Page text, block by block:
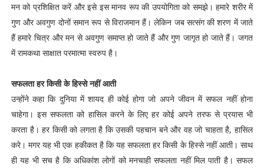
मन को प्रशिक्षित करें और इसे इस मानव रूप की उपयोगिता को समझे। हमारे शरीर में
गुण और अवगुण दोनों समान रूप से विराजमान हैं। लेकिन जब सत्संग की शरण में जाते
हैं हमारे चित्र और मन से अवगुण समाप्त हो जाते हैं और गुण जागृत हो जाते हैं। जगत
में रामकथा साक्षात परमात्मा स्वरुप है।
सफलता हर किसी के हिस्से नहीं आती
उन्होंने कहा कि दुनिया में शायद ही कोई होगा जो अपने जीवन में सफल नहीं होना
चाहेगा। इस सफलता को हासिल करने के लिए हर कोई अपने तरफ से प्रयास भी
करता है। हर किसी को लगता है कि उसकी पहचान बने और वह जो चाहता है, हासिल
करे। मगर यह भी एक हकीकत है कि यह सफलता हर किसी के हिस्से नहीं आती। साथ
ही यह भी सच है कि अधिकांश लोगों को मनचाही सफलता नहीं मिल पाती है। सफल